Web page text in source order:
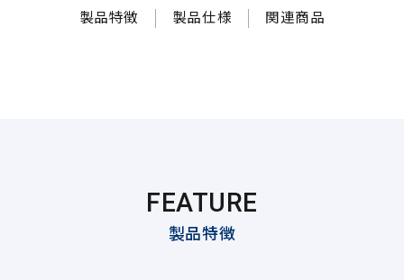
製品特徴 製品仕様 関連商品
FEATURE
製品特徴